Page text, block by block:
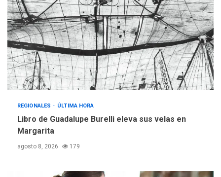
3
REGIONALES ÚLTIMA HORA
Mariño fortalece capacidad
operativa con flota
vehicular de 60 unidades
adquiridas en un año de
gestión
4
REGIONALES ÚLTIMA HORA
«Juan Bautista Arismendi» a
la altura de Macho Muerto
trabajan en diplomado para
REGIONALES ÚLTIMA HORA
Libro de Guadalupe Burelli eleva sus velas en
Margarita
agosto 8, 2026 179